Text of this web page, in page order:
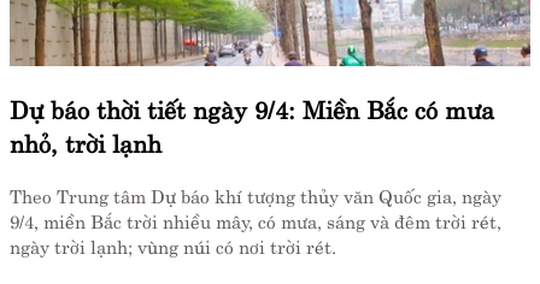
Dự báo thời tiết ngày 9/4: Miền Bắc có mưa
nhỏ, trời lạnh
Theo Trung tâm Dự báo khí tượng thủy văn Quốc gia, ngày
9/4, miền Bắc trời nhiều mây, có mưa, sáng và đêm trời rét,
ngày trời lạnh; vùng núi có nơi trời rét.